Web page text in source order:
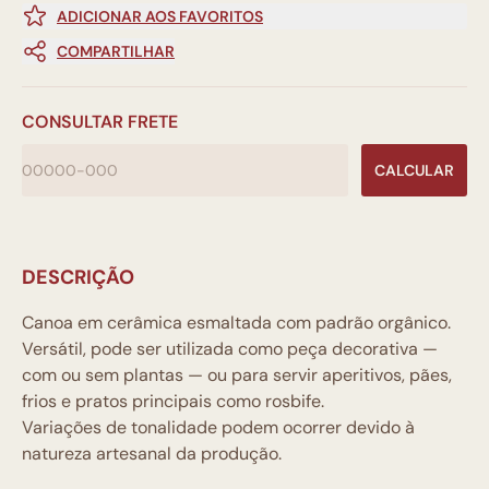
ADICIONAR AOS FAVORITOS
COMPARTILHAR
CONSULTAR FRETE
CALCULAR
DESCRIÇÃO
Canoa em cerâmica esmaltada com padrão orgânico.
Versátil, pode ser utilizada como peça decorativa —
com ou sem plantas — ou para servir aperitivos, pães,
frios e pratos principais como rosbife.
Variações de tonalidade podem ocorrer devido à
natureza artesanal da produção.